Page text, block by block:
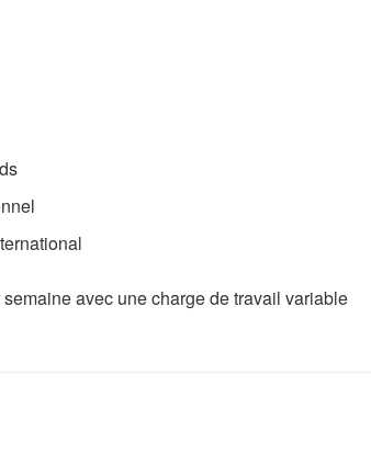
avec une charge de travail variable